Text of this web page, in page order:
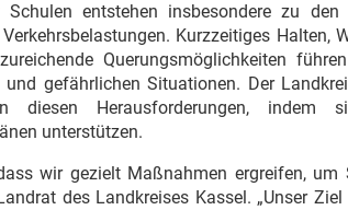
Schulen entstehen insbesondere zu den
Kurzzeitiges Halten,
Querungsmöglichkeiten
und gefährlichen Situationen. Der
diesen Herausforderungen,
unterstützen.
wir gezielt Maßnahmen ergreifen,
des Landkreises Kassel. „Unser